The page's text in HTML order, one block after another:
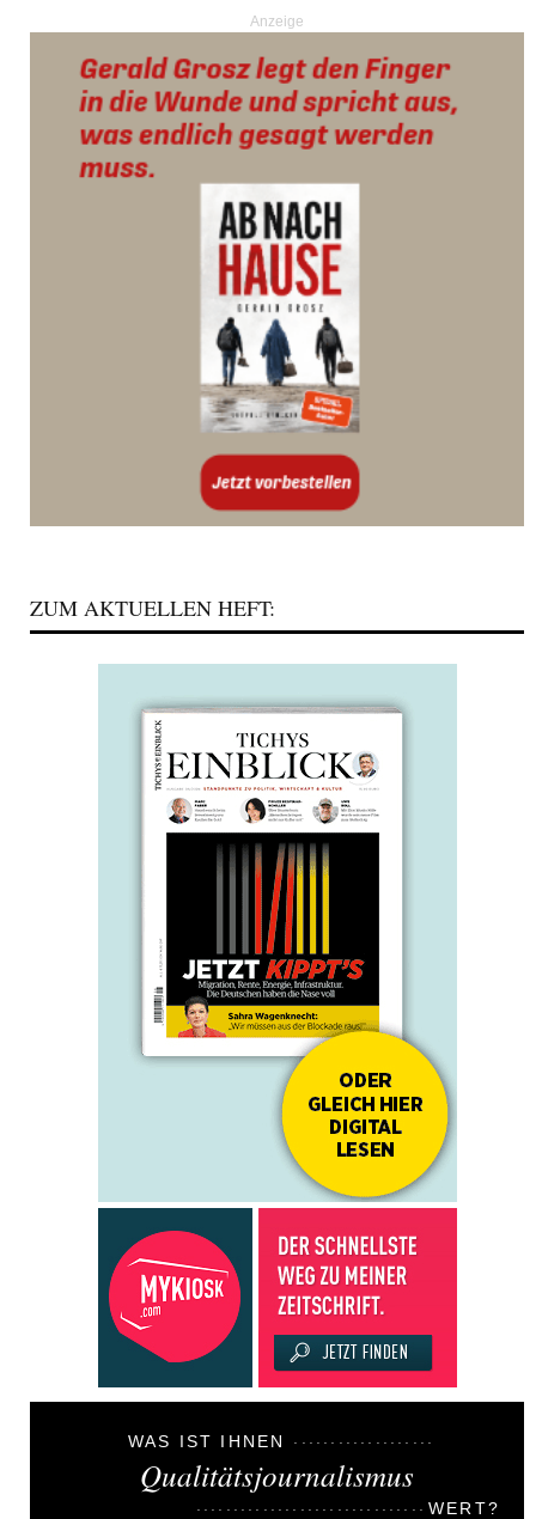
Anzeige
ZUM AKTUELLEN HEFT:
WAS IST IHNEN
Qualitätsjournalismus
WERT?